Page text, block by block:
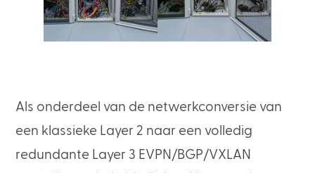
Als onderdeel van de netwerkconversie van
een klassieke Layer 2 naar een volledig
redundante Layer 3 EVPN/BGP/VXLAN